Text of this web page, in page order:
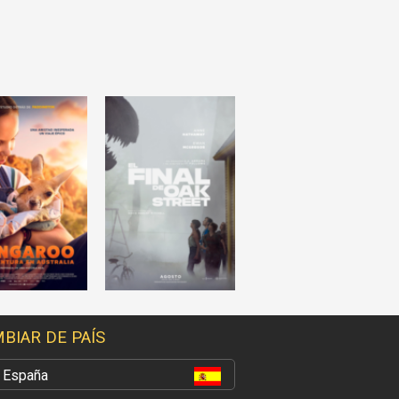
DE PAÍS
España